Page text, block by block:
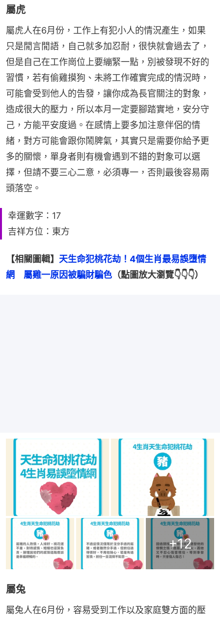
屬虎
屬虎人在6月份，工作上有犯小人的情況產生，如果
只是閒言閒語，自己就多加忍耐，很快就會過去了，
但是自己在工作崗位上要繃緊一點，別被發現不好的
習慣，若有偷雞摸狗、未將工作確實完成的情況時，
可能會受到他人的告發，讓你成為長官關注的對象，
造成很大的壓力，所以本月一定要腳踏實地，安分守
己，方能平安度過。在感情上要多加注意伴侶的情
緒，對方可能會跟你鬧脾氣，其實只是需要你給予更
多的關懷，單身者則有機會遇到不錯的對象可以選
擇，但請不要三心二意，必須專一，否則最後容易兩
頭落空。
幸運數字：17
吉祥方位：東方
【相關圖輯】 天生命犯桃花劫！4個生肖最易誤墮情
網　屬雞一原因被騙財騙色 （點圖放大瀏覽👇👇👇）
+12
屬兔
屬兔人在6月份，容易受到工作以及家庭雙方面的壓